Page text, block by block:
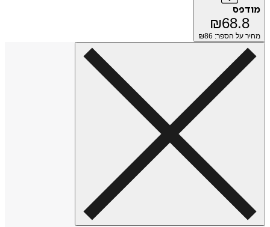
מודפס
₪68.8
מחיר על הספר: ₪ 86